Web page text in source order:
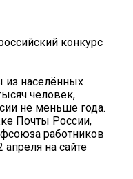
конкурс
из населённых
человек,
не меньше года.
Почты России,
работников
на сайте